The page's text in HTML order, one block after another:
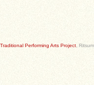
Performing Arts Project ,